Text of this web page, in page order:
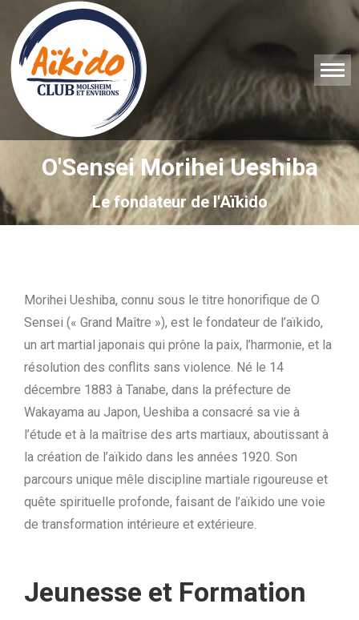
O'Sensei Morihei Ueshiba
Le fondateur de l'Aïkido
Morihei Ueshiba, connu sous le titre honorifique de O
Sensei (« Grand Maître »), est le fondateur de l’aïkido,
un art martial japonais qui prône la paix, l’harmonie, et la
résolution des conflits sans violence. Né le 14
décembre 1883 à Tanabe, dans la préfecture de
Wakayama au Japon, Ueshiba a consacré sa vie à
l’étude et à la maîtrise des arts martiaux, aboutissant à
la création de l’aïkido dans les années 1920. Son
parcours unique mêle discipline martiale rigoureuse et
quête spirituelle profonde, faisant de l’aïkido une voie
de transformation intérieure et extérieure.
Jeunesse et Formation